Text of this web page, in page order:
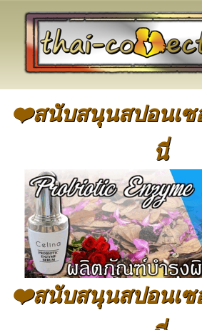
❤️สนับสนุนสปอนเซ
นี่
❤️สนับสนุนสปอนเซ